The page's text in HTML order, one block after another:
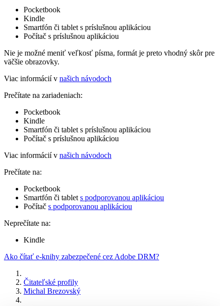
Pocketbook
Kindle
Smartfón či tablet s príslušnou aplikáciou
Počítač s príslušnou aplikáciou
Nie je možné meniť veľkosť písma, formát je preto vhodný skôr pre
väčšie obrazovky.
Viac informácií v našich návodoch
Prečítate na zariadeniach:
Pocketbook
Kindle
Smartfón či tablet s príslušnou aplikáciou
Počítač s príslušnou aplikáciou
Viac informácií v našich návodoch
Prečítate na:
Pocketbook
Smartfón či tablet s podporovanou aplikáciou
Počítač s podporovanou aplikáciou
Neprečítate na:
Kindle
Ako čítať e-knihy zabezpečené cez Adobe DRM?
Čitateľské profily
Michal Brezovský